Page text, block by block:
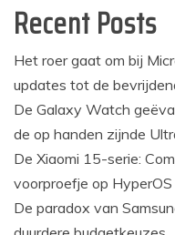
Recent Posts
Het roer gaat om bij
updates tot de
De Galaxy Watch
de op handen zijnde
De Xiaomi 15-serie:
voorproefje op HyperOS
De paradox van